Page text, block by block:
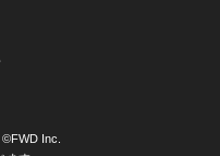
Inc.